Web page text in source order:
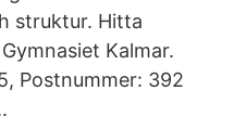
struktur. Hitta
Kalmar.
Postnummer: 392